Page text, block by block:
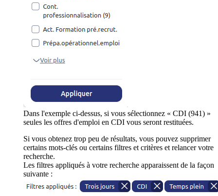
Dans l'exemple ci-dessus, si vous sélectionnez « CDI (941) »
seules les offres d'emploi en CDI vous seront restituées.
Si vous obtenez trop peu de résultats, vous pouvez supprimer
certains mots-clés ou certains filtres et critères et relancer votre
recherche.
Les filtres appliqués à votre recherche apparaissent de la façon
suivante :